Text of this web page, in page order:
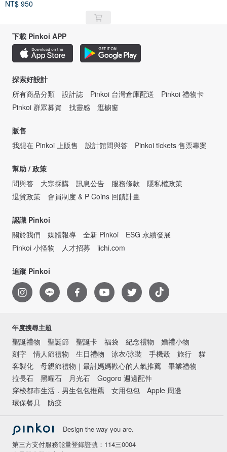
NT$ 950
下載 Pinkoi APP
探索好設計
所有商品分類
設計誌 Pinkoi 台灣倉庫配送
Pinkoi 禮物卡
Pinkoi 群眾募資
找靈感 逛櫥窗
販售
我想在 Pinkoi 上販售
設計館問與答 Pinkoi tickets 售票專案
幫助 / 政策
問與答
大宗採購 訊息公告 服務條款
隱私權政策
退貨政策
會員制度 & P Coins 回饋計畫
認識 Pinkoi
關於我們
媒體報導 全新 Pinkoi
ESG 永續發展
Pinkoi 小怪物
人才招募 iichi.com
追蹤 Pinkoi
年度搜尋主題
聖誕禮物 聖誕節 聖誕卡 福袋 紀念禮物
婚禮小物
刻字
情人節禮物 生日禮物 泳衣/泳裝 手機殼 旅行
貓
客製化
母親節禮物｜最討媽媽歡心的人氣推薦
畢業禮物
拉長石
黑曜石 月光石
Gogoro 週邊配件
穿梭都市生活．男生包包推薦
女用包包
Apple 周邊
環保餐具
防疫
Design the way you are.
第三方支付服務能量登錄證號：114三0004